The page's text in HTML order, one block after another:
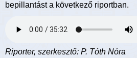
bepillantást a következő riportban.
Riporter, szerkesztő: P. Tóth Nóra